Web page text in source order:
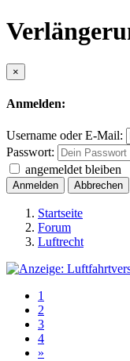
×
Anmelden:
Username oder E-Mail:
Passwort:
angemeldet bleiben
Anmelden Abbrechen
Startseite
Forum
Luftrecht
1
2
3
4
»